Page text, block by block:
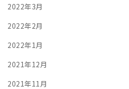
2022年3月
2022年2月
2022年1月
2021年12月
2021年11月